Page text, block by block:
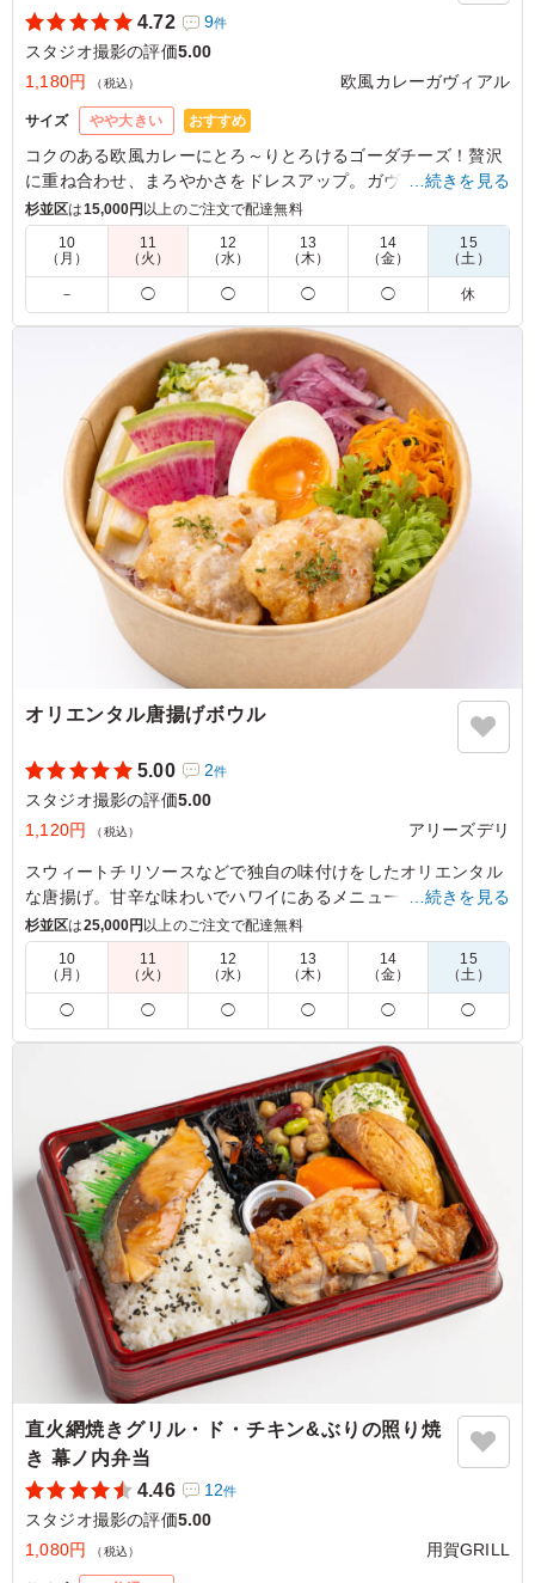
4.72 9件
スタジオ撮影の評価5.00
1,180円
（税込） 欧風カレーガヴィアル
サイズ やや大きい おすすめ
コクのある欧風カレーにとろ～りとろけるゴーダチーズ！贅沢
に重ね合わせ、まろやかさをドレスアップ。ガヴィアル人気メ
ニューの一つで、チーズ好きなあなたにピッタリです。
5.0
大きなチーズがカレーを覆うように乗っており、非常に魅
力的で人気があるのも納得の一品でした。丸ごと入ったジ
ャガイモも良いアクセントになっており、大変満足してお
ります。もし温かい状態でいただくことができれば、チー
ズがとろけてより一層美味しくなるのではないかと感じま
した。 素晴らしいお料理をありがとうございました。
ご利用シーン：ロケ・撮影›
スタジオ撮影
東京都墨田区本所2025/12/19
…続きを見る
杉並区は15,000円 以上のご注文で配達無料
10
（月）
11
（火）
12
（水）
13
（木）
14
（金）
15
（土）
－ ◯ ◯ ◯ ◯ 休
オリエンタル唐揚げボウル
5.00 2件
スタジオ撮影の評価5.00
1,120円
（税込） アリーズデリ
スウィートチリソースなどで独自の味付けをしたオリエンタル
な唐揚げ。甘辛な味わいでハワイにあるメニューで一度食べた
ら病みつきに。冷めてもふっくら柔らかく仕上げてあります。
5.0
オリエンタル唐揚げボールは、しっとりジューシーで、ス
パイスソースがごはんにしっかり染み込み絶妙な味わいで
した。しっかり食べ応えもあって、安心して食べられるの
で、また注文したいです。
ご利用シーン：ロケ・撮影›スタジオ撮影
東京都渋谷区桜丘町2025/03/30
…続きを見る
杉並区は25,000円以上のご注文で配達無料
10
（月）
11
（火）
12
（水）
13
（木）
14
（金）
15
（土）
◯ ◯ ◯ ◯ ◯ ◯
直火網焼きグリル・ド・チキン&ぶりの照り焼
き 幕ノ内弁当
4.46
12件
スタジオ撮影の評価5.00
1,080円
（税込） 用賀GRILL